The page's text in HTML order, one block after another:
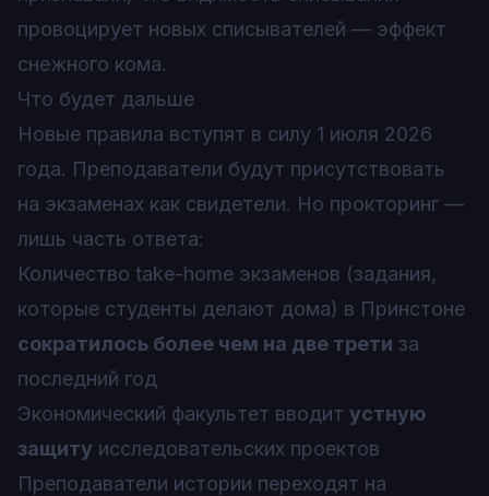
провоцирует новых списывателей — эффект
снежного кома.
Что будет дальше
Новые правила вступят в силу 1 июля 2026
года. Преподаватели будут присутствовать
на экзаменах как свидетели. Но прокторинг —
лишь часть ответа:
Количество take-home экзаменов (задания,
которые студенты делают дома) в Принстоне
сократилось более чем на две трети за
последний год
Экономический факультет вводит устную
защиту исследовательских проектов
Преподаватели истории переходят на